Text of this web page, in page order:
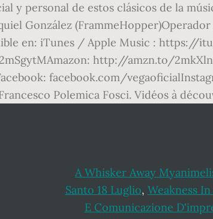
y personal de estos clásicos de la
González
en: iTunes / Apple Music : https://
http://amzn.to/
facebook.com/
Polemica Fosci. Vidéos à
A Whisker Away
Santo 18 Luglio, Weakness
E Comunicazione